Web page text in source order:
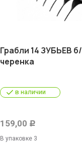
Грабли 14 ЗУБЬЕВ б/
черенка
в наличии
159,00 Р
В упаковке 3